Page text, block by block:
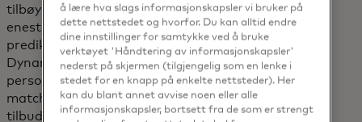
tilbøyelighetsmodeller
enestående
prediksjonsnøyaktighet til
Dynamic Yields
personaliseringsmotor, og
matchet sømløst det riktige
tilbudet til hver kortinnehaver.
å lære hva slags informasjonskapsler vi bruker på
dette nettstedet og hvorfor. Du kan alltid endre
dine innstillinger for samtykke ved å bruke
verktøyet 'Håndtering av informasjonskapsler'
nederst på skjermen (tilgjengelig som en lenke i
stedet for en knapp på enkelte nettsteder). Her
kan du blant annet avvise noen eller alle
informasjonskapsler, bortsett fra de som er strengt